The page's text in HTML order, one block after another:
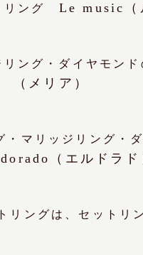
リング Le music（
ング・ダイヤモンド
（メリア）
マリッジリング・
（エルドラド
リングは、セットリ